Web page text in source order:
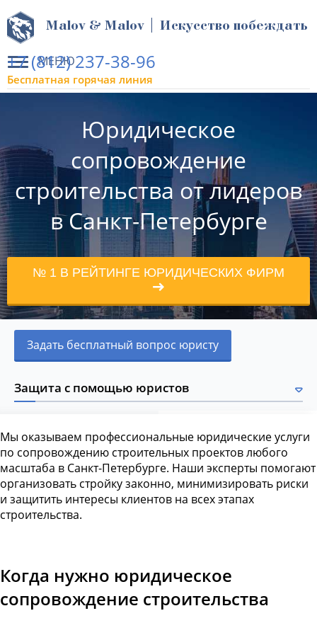
МЕНЮ
Malov & Malov | Искусство побеждать
+7 (812) 237-38-96
Бесплатная горячая линия
Юридическое
сопровождение
строительства от лидеров
в Санкт-Петербурге
№ 1 В РЕЙТИНГЕ ЮРИДИЧЕСКИХ ФИРМ
Задать бесплатный вопрос юристу
Защита с помощью юристов
Мы оказываем профессиональные юридические услуги
по сопровождению строительных проектов любого
масштаба в Санкт-Петербурге. Наши эксперты помогают
организовать стройку законно, минимизировать риски
и защитить интересы клиентов на всех этапах
строительства.
Когда нужно юридическое
сопровождение строительства